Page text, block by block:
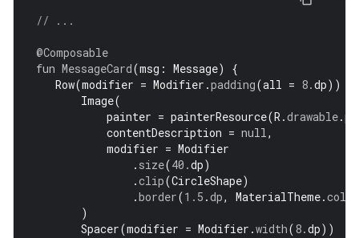
// ...
@Composable
fun MessageCard(msg : Message)
{
Row(modifier = Modifier .padding(all = 8.dp))
Image(
painter = painterResource(R .drawable.
contentDescription = null,
modifier = Modifier
. size(40.dp)
.clip(CircleShape)
.border(1.5 .dp, MaterialTheme.
)
Spacer(modifier = Modifier .width(8.dp))